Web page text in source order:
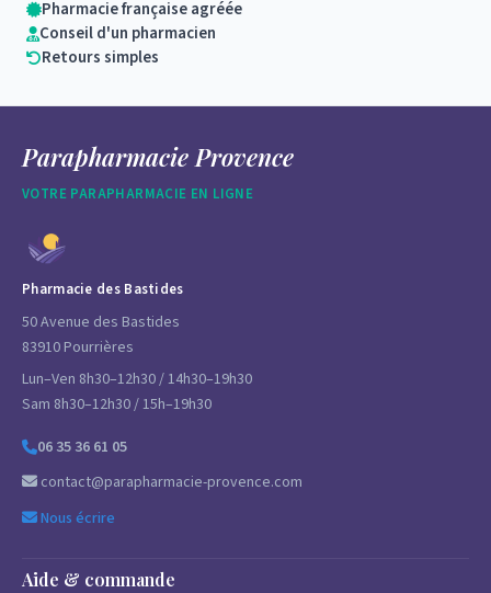
Pharmacie française agréée
Conseil d'un pharmacien
Retours simples
Parapharmacie Provence
VOTRE PARAPHARMACIE EN LIGNE
Pharmacie des Bastides
50 Avenue des Bastides
83910 Pourrières
Lun–Ven 8h30–12h30 / 14h30–19h30
Sam 8h30–12h30 / 15h–19h30
06 35 36 61 05
contact@parapharmacie-provence.com
Nous écrire
Aide & commande